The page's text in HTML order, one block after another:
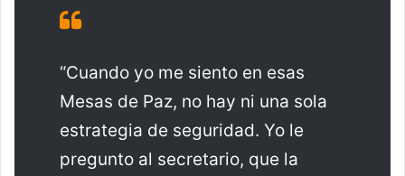
“Cuando yo me siento en esas
Mesas de Paz, no hay ni una sola
estrategia de seguridad. Yo le
pregunto al secretario, que la